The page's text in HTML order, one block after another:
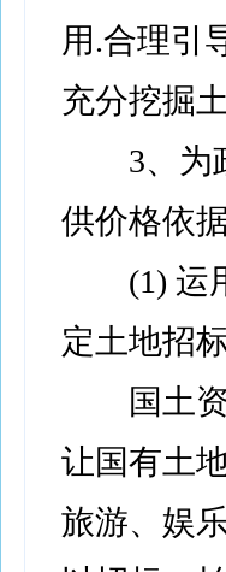
用.合理引
充分挖掘
3、为政
供价格依据
(1) 运用
定土地招
国土资
让国有土
旅游、娱